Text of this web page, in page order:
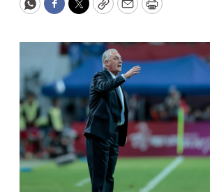
WhatsApp
Facebook
Twitter
CopyEmailPrint